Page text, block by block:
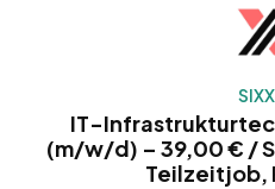
IT-
(m/w/d) – 39,00 € /
Teilzeitjob,